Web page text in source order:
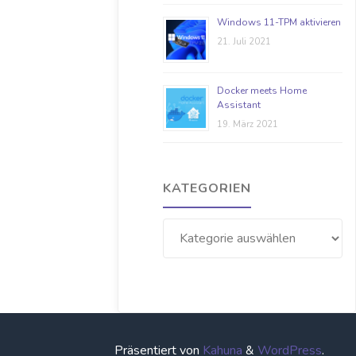
Windows 11-TPM aktivieren
21. Juli 2021
Docker meets Home
Assistant
19. März 2021
KATEGORIEN
Präsentiert von Kahuna & WordPress.